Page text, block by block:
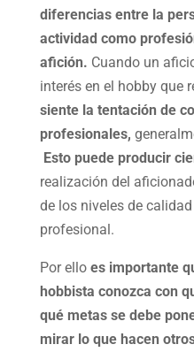
diferencias entre la
actividad como
afición. Cuando un
interés en el hobby que
siente la tentación de
profesionales,
Esto puede producir
realización del
de los niveles de
profesional.
Por ello es importante
hobbista conozca con
qué metas se debe
mirar lo que hacen